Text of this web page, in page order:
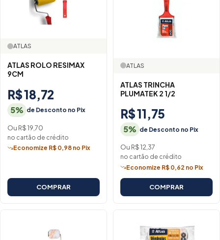
ATLAS
ATLAS ROLO RESIMAX
9CM
R$ 18,72
5% de Desconto no Pix
Ou R$ 19,70
no cartão de crédito
Economize R$ 0,98 no Pix
COMPRAR
ATLAS
ATLAS TRINCHA
PLUMATEK 2 1/2
R$ 11,75
5% de Desconto no Pix
Ou R$ 12,37
no cartão de crédito
Economize R$ 0,62 no Pix
COMPRAR